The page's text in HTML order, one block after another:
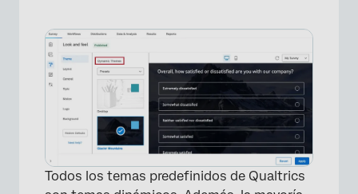
Todos los temas predefinidos de Qualtrics